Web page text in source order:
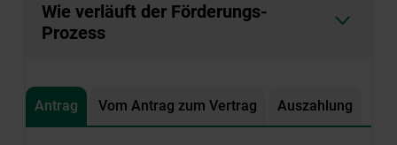
Wie verläuft der Förderungs-
Prozess
Antrag Vom Antrag zum Vertrag Auszahlung